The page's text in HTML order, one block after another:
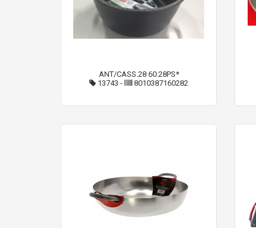
ANT/CASS.28 60.28PS*
13743 - 8010387160282